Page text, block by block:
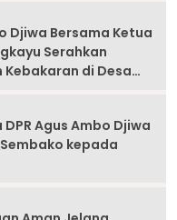
Djiwa Bersama Ketua
Serahkan
di Desa
Agus Ambo Djiwa
kepada